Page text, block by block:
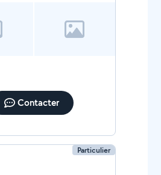
Contacter
Particulier